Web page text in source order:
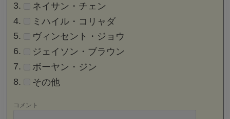
ネイサン・チェン
ミハイル・コリャダ
ヴィンセント・ジョウ
ジェイソン・ブラウン
ボーヤン・ジン
その他
コメント